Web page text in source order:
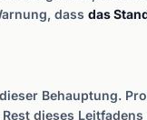
dass das
Behauptung.
dieses